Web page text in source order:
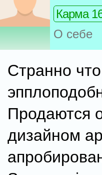
Карма
О себе
Странно
Продаются
дизайном